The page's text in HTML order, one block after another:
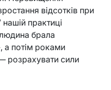
відсотків при
практиці
брала
а потім роками
розрахувати сили